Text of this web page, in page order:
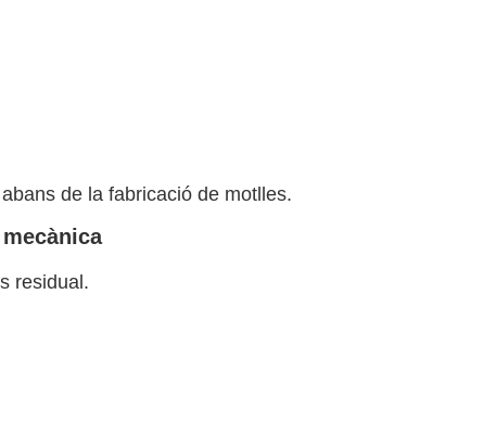
de la fabricació de motlles.
residual.